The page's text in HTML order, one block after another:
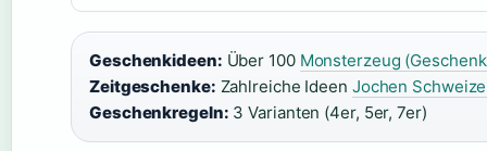
Geschenkideen: Über 100 Monsterzeug
Zeitgeschenke: Zahlreiche Ideen Jochen
Geschenkregeln: 3 Varianten (4er, 5er, 7er)